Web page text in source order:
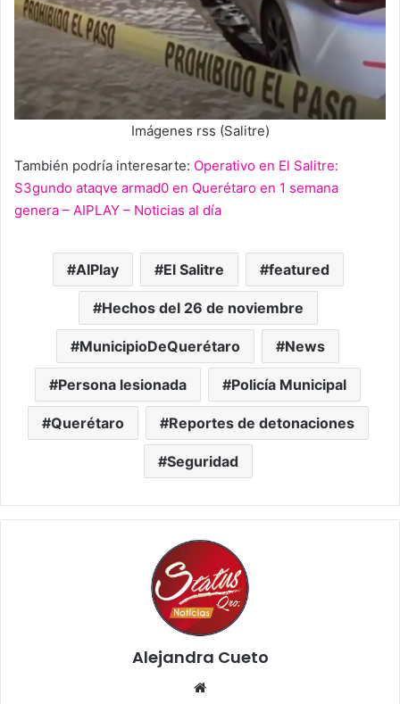
Imágenes rss (Salitre)
También podría interesarte: Operativo en El Salitre:
S3gundo ataqve armad0 en Querétaro en 1 semana
genera – AIPLAY – Noticias al día
AIPlay El Salitre featured
Hechos del 26 de noviembre
MunicipioDeQuerétaro News
Persona lesionada Policía Municipal
Querétaro Reportes de detonaciones
Seguridad
Alejandra Cueto